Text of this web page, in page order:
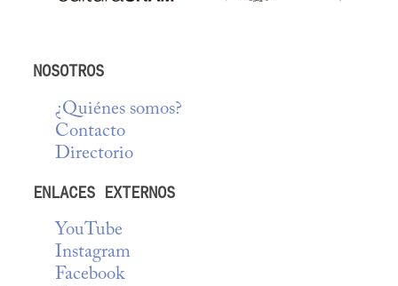
NOSOTROS
¿Quiénes somos?
Contacto
Directorio
ENLACES EXTERNOS
YouTube
Instagram
Facebook